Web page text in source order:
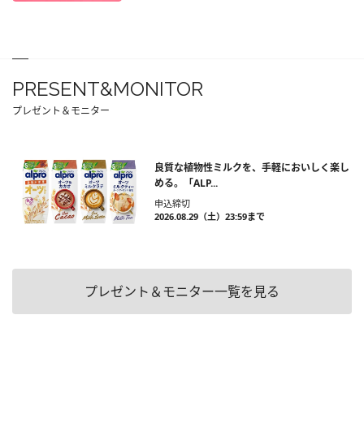
PRESENT&MONITOR
プレゼント＆モニター
良質な植物性ミルクを、手軽においしく楽し
める。「ALP...
申込締切
2026.08.29（土）23:59まで
プレゼント＆モニター一覧を見る